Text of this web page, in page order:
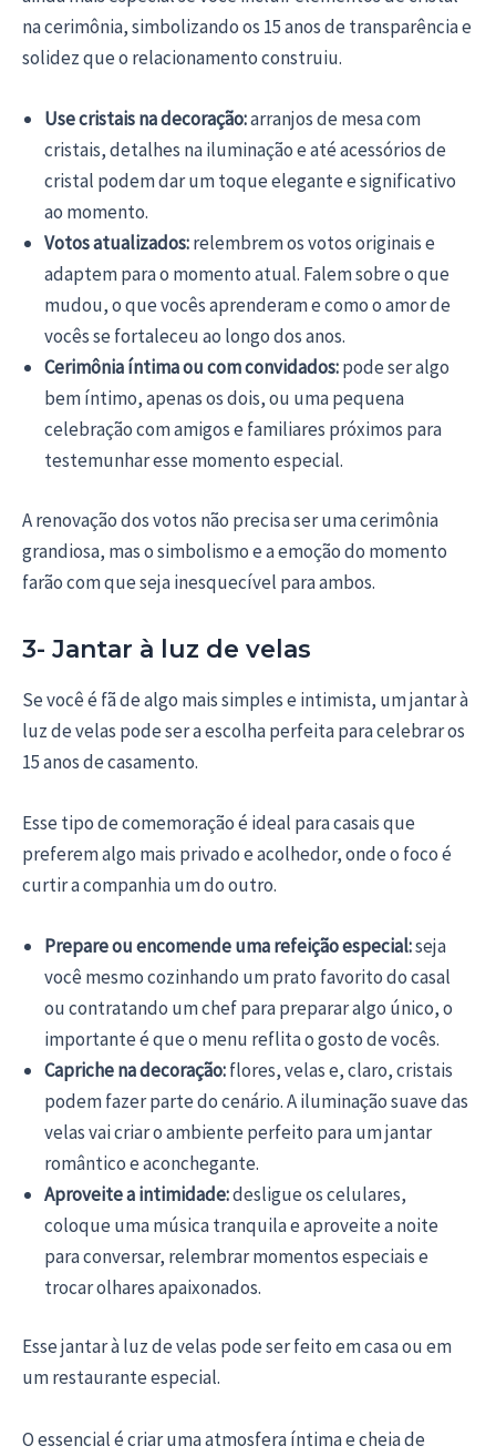
na cerimônia, simbolizando os 15 anos de transparência e
solidez que o relacionamento construiu.
Use cristais na decoração:arranjos de mesa com
cristais, detalhes na iluminação e até acessórios de
cristal podem dar um toque elegante e significativo
ao momento.
Votos atualizados:relembrem os votos originais e
adaptem para o momento atual. Falem sobre o que
mudou, o que vocês aprenderam e como o amor de
vocês se fortaleceu ao longo dos anos.
Cerimônia íntima ou com convidados:pode ser algo
bem íntimo, apenas os dois, ou uma pequena
celebração com amigos e familiares próximos para
testemunhar esse momento especial.
A renovação dos votos não precisa ser uma cerimônia
grandiosa, mas o simbolismo e a emoção do momento
farão com que seja inesquecível para ambos.
3- Jantar à luz de velas
Se você é fã de algo mais simples e intimista, um jantar à
luz de velas pode ser a escolha perfeita para celebrar os
15 anos de casamento.
Esse tipo de comemoração é ideal para casais que
preferem algo mais privado e acolhedor, onde o foco é
curtir a companhia um do outro.
Prepare ou encomende uma refeição especial:seja
você mesmo cozinhando um prato favorito do casal
ou contratando um chef para preparar algo único, o
importante é que o menu reflita o gosto de vocês.
Capriche na decoração:flores, velas e, claro, cristais
podem fazer parte do cenário. A iluminação suave das
velas vai criar o ambiente perfeito para um jantar
romântico e aconchegante.
Aproveite a intimidade:desligue os celulares,
coloque uma música tranquila e aproveite a noite
para conversar, relembrar momentos especiais e
trocar olhares apaixonados.
Esse jantar à luz de velas pode ser feito em casa ou em
um restaurante especial.
O essencial é criar uma atmosfera íntima e cheia de